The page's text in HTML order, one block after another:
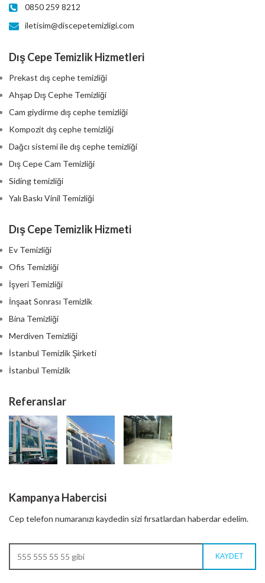
0850 259 8212
iletisim@discepetemizligi.com
Dış Cepe Temizlik Hizmetleri
Prekast dış cephe temizliği
Ahşap Dış Cephe Temizliği
Cam giydirme dış cephe temizliği
Kompozit dış cephe temizliği
Dağcı sistemi ile dış cephe temizliği
Dış Cepe Cam Temizliği
Siding temizliği
Yalı Baskı Vinil Temizliği
Dış Cepe Temizlik Hizmeti
Ev Temizliği
Ofis Temizliği
İşyeri Temizliği
İnşaat Sonrası Temizlik
Bina Temizliği
Merdiven Temizliği
İstanbul Temizlik Şirketi
İstanbul Temizlik
Referanslar
Kampanya Habercisi
Cep telefon numaranızı kaydedin sizi fırsatlardan haberdar edelim.